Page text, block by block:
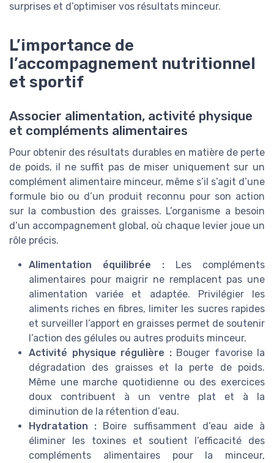
surprises et d’optimiser vos résultats minceur.
L’importance de
l’accompagnement nutritionnel
et sportif
Associer alimentation, activité physique
et compléments alimentaires
Pour obtenir des résultats durables en matière de perte
de poids, il ne suffit pas de miser uniquement sur un
complément alimentaire minceur, même s’il s’agit d’une
formule bio ou d’un produit reconnu pour son action
sur la combustion des graisses. L’organisme a besoin
d’un accompagnement global, où chaque levier joue un
rôle précis.
Alimentation équilibrée : Les compléments
alimentaires pour maigrir ne remplacent pas une
alimentation variée et adaptée. Privilégier les
aliments riches en fibres, limiter les sucres rapides
et surveiller l’apport en graisses permet de soutenir
l’action des gélules ou autres produits minceur.
Activité physique régulière :Bouger favorise la
dégradation des graisses et la perte de poids.
Même une marche quotidienne ou des exercices
doux contribuent à un ventre plat et à la
diminution de la rétention d’eau.
Hydratation : Boire suffisamment d’eau aide à
éliminer les toxines et soutient l’efficacité des
compléments alimentaires pour la minceur,